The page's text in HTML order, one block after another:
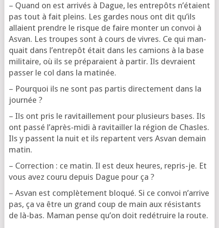
– Quand on est arri­vés à Dague, les entre­pôts n’é­taient
pas tout à fait pleins. Les gardes nous ont dit qu’ils
allaient prendre le risque de faire mon­ter un convoi à
Asvan. Les troupes sont à cours de vivres. Ce qui man­
quait dans l’en­tre­pôt était dans les camions à la base
mili­taire, où ils se pré­pa­raient à par­tir. Ils devraient
pas­ser le col dans la matinée.
– Pour­quoi ils ne sont pas par­tis direc­te­ment dans la
journée ?
– Ils ont pris le ravi­taille­ment pour plu­sieurs bases. Ils
ont pas­sé l’a­près-midi à ravi­tailler la région de Chasles.
Ils y passent la nuit et ils repartent vers Asvan demain
matin.
– Cor­rec­tion : ce matin. Il est deux heures, repris-je. Et
vous avez cou­ru depuis Dague pour ça ?
– Asvan est com­plè­te­ment blo­qué. Si ce convoi n’ar­rive
pas, ça va être un grand coup de main aux résis­tants
de là-bas. Maman pense qu’on doit redé­truire la route.